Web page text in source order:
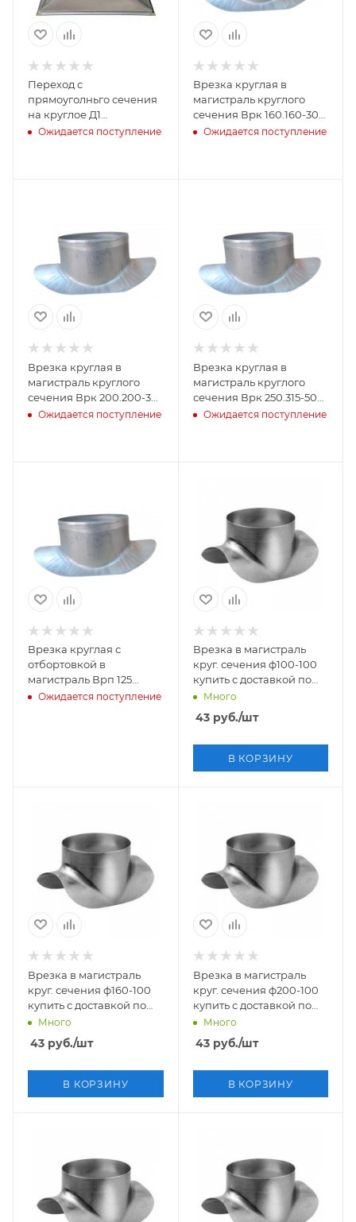
Переход с
прямоуголньго сечения
на круглое Д1
500х300ф20.250Н-300
Ожидается поступление
Врезка круглая в
магистраль круглого
сечения Врк 160.160-30
купить с доставкой по
Ожидается поступление
Врезка круглая в
магистраль круглого
сечения Врк 200.200-30
купить с доставкой по
Ожидается поступление
Врезка круглая в
магистраль круглого
сечения Врк 250.315-50
купить с доставкой по
Ожидается поступление
Врезка круглая с
отбортовкой в
магистраль Врп 125
купить с доставкой по
Ожидается поступление
Врезка в магистраль
круг. сечения ф100-100
купить с доставкой по
России
Много
43руб./шт
В КОРЗИНУ
Врезка в магистраль
круг. сечения ф160-100
купить с доставкой по
России
Много
43 руб./шт
В КОРЗИНУ
Врезка в магистраль
круг. сечения ф200-100
купить с доставкой по
России
Много
43руб./шт
В КОРЗИНУ